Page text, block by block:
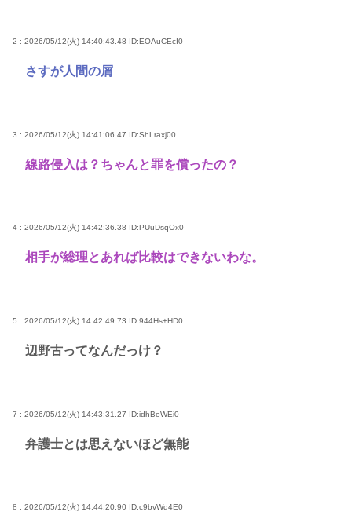
2 : 2026/05/12(火) 14:40:43.48 ID:EOAuCEcI0
さすが人間の屑
3 : 2026/05/12(火) 14:41:06.47 ID:ShLraxj00
線路侵入は？ちゃんと罪を償ったの？
4 : 2026/05/12(火) 14:42:36.38 ID:PUuDsqOx0
相手が総理とあれば比較はできないわな。
5 : 2026/05/12(火) 14:42:49.73 ID:944Hs+HD0
辺野古ってなんだっけ？
7 : 2026/05/12(火) 14:43:31.27 ID:idhBoWEi0
弁護士とは思えないほど無能
8 : 2026/05/12(火) 14:44:20.90 ID:c9bvWq4E0